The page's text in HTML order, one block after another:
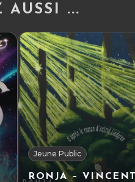
AUSSI ...
Jeune Public
RONJA –